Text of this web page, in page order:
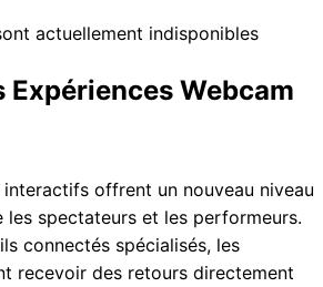
actuellement indisponibles
Expériences Webcam
offrent un nouveau niveau
les spectateurs et les performeurs.
connectés spécialisés, les
recevoir des retours directement